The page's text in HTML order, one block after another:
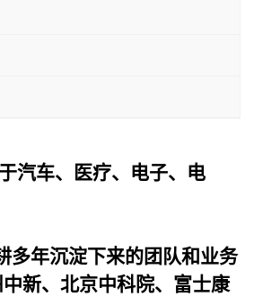
汽车、医疗、电子、电
多年沉淀下来的团队和业务
新、北京中科院、富士康